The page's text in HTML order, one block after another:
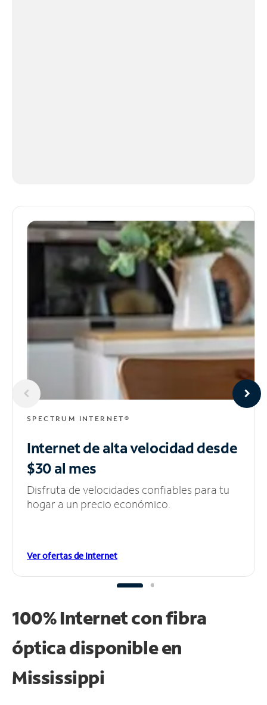
SPECTRUM INTERNET®
Internet de alta velocidaddesde
$30 al mes
Disfruta de velocidades confiables para tu
hogar a un precio económico.
Ver ofertas de Internet
100% Internet con fibra
óptica disponible en
Mississippi